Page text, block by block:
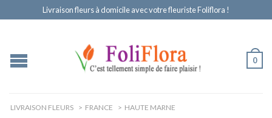
Livraison fleurs à domicile avec votre fleuriste Foliflora !
0
LIVRAISON FLEURS > FRANCE > HAUTE MARNE